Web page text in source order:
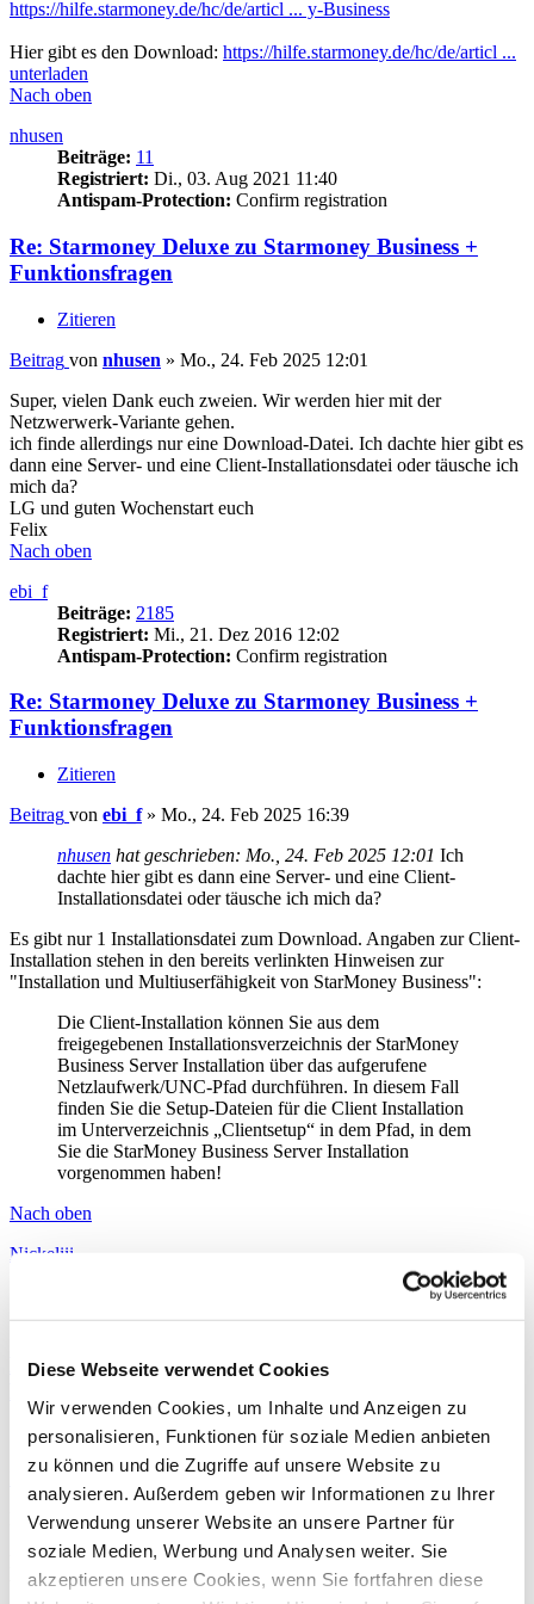
Diese Webseite verwendet Cookies
Wir verwenden Cookies, um Inhalte und Anzeigen zu
personalisieren, Funktionen für soziale Medien anbieten
zu können und die Zugriffe auf unsere Website zu
analysieren. Außerdem geben wir Informationen zu Ihrer
Verwendung unserer Website an unsere Partner für
soziale Medien, Werbung und Analysen weiter. Sie
akzeptieren unsere Cookies, wenn Sie fortfahren diese
https://hilfe.starmoney.de/hc/de/articl ... y-Business
Hier gibt es den Download: https://hilfe.starmoney.de/hc/de/articl ...
unterladen
Nach oben
nhusen
Beiträge: 11
Registriert: Di., 03. Aug 2021 11:40
Antispam-Protection: Confirm registration
Re: Starmoney Deluxe zu Starmoney Business +
Funktionsfragen
Zitieren
Beitrag von nhusen » Mo., 24. Feb 2025 12:01
Super, vielen Dank euch zweien. Wir werden hier mit der
Netzwerwerk-Variante gehen.
ich finde allerdings nur eine Download-Datei. Ich dachte hier gibt es
dann eine Server- und eine Client-Installationsdatei oder täusche ich
mich da?
LG und guten Wochenstart euch
Felix
Nach oben
ebi_f
Beiträge: 2185
Registriert: Mi., 21. Dez 2016 12:02
Antispam-Protection: Confirm registration
Re: Starmoney Deluxe zu Starmoney Business +
Funktionsfragen
Zitieren
Beitrag von ebi_f» Mo., 24. Feb 2025 16:39
nhusen hat geschrieben: Mo., 24. Feb 2025 12:01 Ich
dachte hier gibt es dann eine Server- und eine Client-
Installationsdatei oder täusche ich mich da?
Es gibt nur 1 Installationsdatei zum Download. Angaben zur Client-
Installation stehen in den bereits verlinkten Hinweisen zur
"Installation und Multiuserfähigkeit von StarMoney Business":
Die Client-Installation können Sie aus dem
freigegebenen Installationsverzeichnis der StarMoney
Business Server Installation über das aufgerufene
Netzlaufwerk/UNC-Pfad durchführen. In diesem Fall
finden Sie die Setup-Dateien für die Client Installation
im Unterverzeichnis „Clientsetup“ in dem Pfad, in dem
Sie die StarMoney Business Server Installation
vorgenommen haben!
Nach oben
Nickeliii
Antispam-Protection:Confirm registration
Re: Starmoney Deluxe zu Starmoney Business +
Zitieren
Beitrag vonNickeliii»Do., 25. Sep 2025 10:45
Hallo zusammen,
habe momentan StarMoney Flat und würde gerne zu Business
wechseln.